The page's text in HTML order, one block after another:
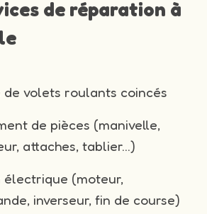
de réparation à
de volets roulants coincés
de pièces (manivelle,
attaches, tablier…)
électrique (moteur,
inverseur, fin de course)